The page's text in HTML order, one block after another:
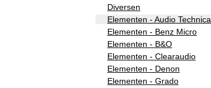
Diversen
Elementen - Audio Technica
Elementen - Benz Micro
Elementen - B&O
Elementen - Clearaudio
Elementen - Denon
Elementen - Grado